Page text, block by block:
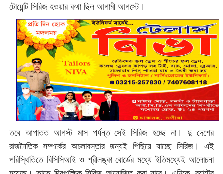
টোয়েন্টি সিরিজ হওয়ার কথা ছিল আগামী আগস্টে।
তবে আপাতত আগস্ট মাস পর্যন্ত সেই সিরিজ হচ্ছে না। দু দেশের
রাজনৈতিক সম্পর্কের অচলাবস্তার জন্যই পিছিয়ে যাচ্ছে সিরিজ। এই
পরিস্থিতিতে বিসিসিআই ও শ্রীলঙ্কা বোর্ডের মধ্যে ইতিমধ্যেই আলোচনা